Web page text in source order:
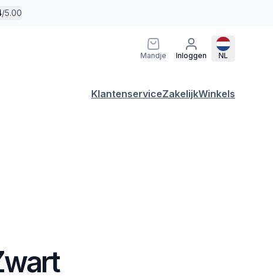
/5.00
Mandje Inloggen NL
KlantenserviceZakelijkWinkels